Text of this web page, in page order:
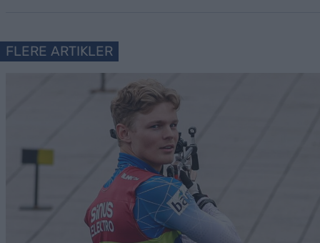
FLERE ARTIKLER